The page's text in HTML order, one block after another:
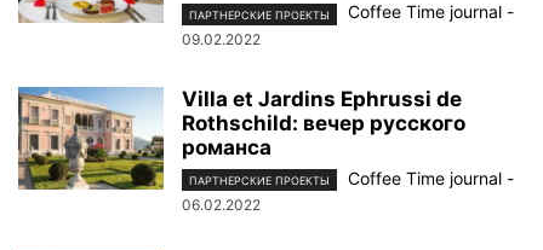
ПАРТНЕРСКИЕ ПРОЕКТЫ Coffee Time journal -
09.02.2022
Villa et Jardins Ephrussi de
Rothschild: вечер русского
романса
ПАРТНЕРСКИЕ ПРОЕКТЫ Coffee Time journal -
06.02.2022